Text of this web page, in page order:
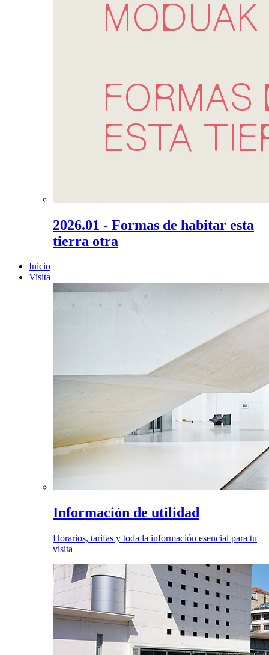
2026.01 - Formas de habitar esta
tierra otra
Inicio
Visita
Información de utilidad
Horarios, tarifas y toda la información esencial para tu
visita